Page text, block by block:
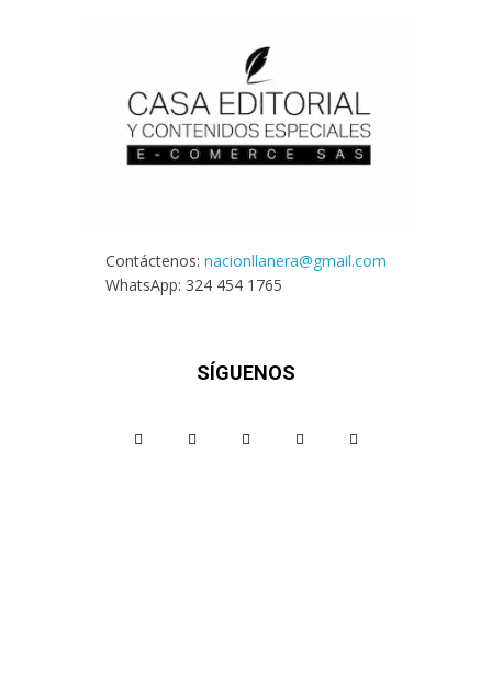
Contáctenos: nacionllanera@gmail.com
WhatsApp: 324 454 1765
SÍGUENOS